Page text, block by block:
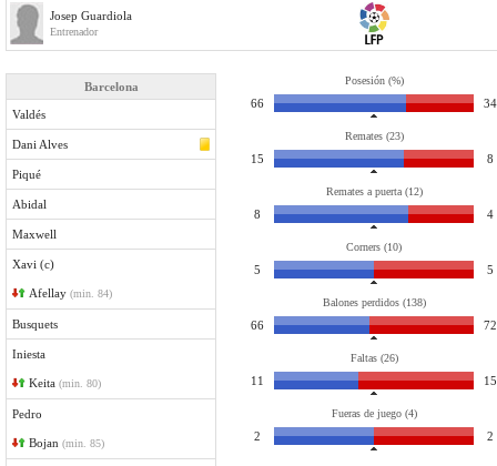
Josep Guardiola
Entrenador
Barcelona
Valdés
Dani Alves
Piqué
Abidal
Maxwell
Xavi (c)
Afellay (min. 84)
Busquets
Iniesta
Keita (min. 80)
Pedro
Bojan (min. 85)
Posesión (%)
66 34
Remates (23)
15 8
Remates a puerta (12)
8 4
Corners (10)
5 5
Balones perdidos (138)
66 72
Faltas (26)
11 15
Fueras de juego (4)
2 2